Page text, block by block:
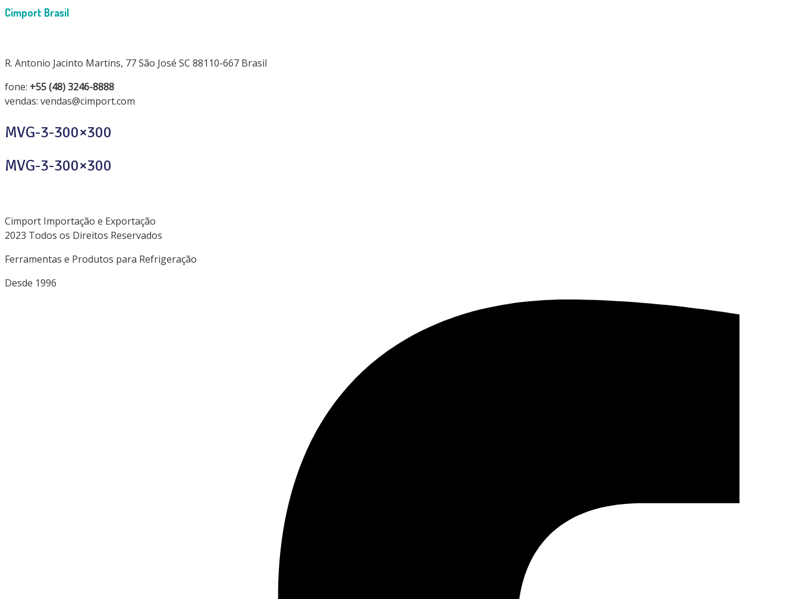
Cimport Brasil
R. Antonio Jacinto Martins, 77 São José SC 88110-667 Brasil
fone: +55 (48) 3246-8888
vendas: vendas@cimport.com
MVG-3-300×300
MVG-3-300×300
Cimport Importação e Exportação
2023 Todos os Direitos Reservados
Ferramentas e Produtos para Refrigeração
Desde 1996